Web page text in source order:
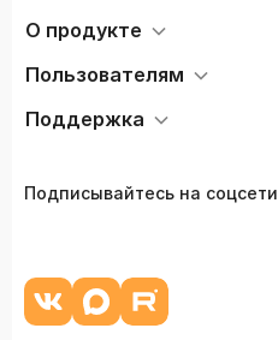
О продукте
Пользователям
Поддержка
Подписывайтесь на соцсети